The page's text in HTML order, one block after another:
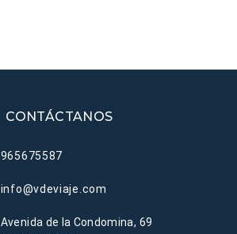
CONTÁCTANOS
965675587
info@vdeviaje.com
Avenida de la Condomina, 69